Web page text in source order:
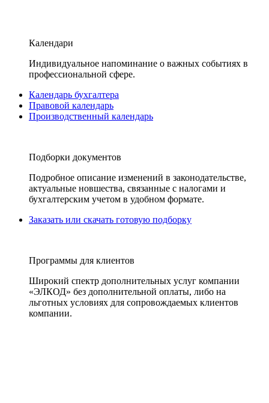
Календари
Индивидуальное напоминание о важных событиях в
профессиональной сфере.
Календарь бухгалтера
Правовой календарь
Производственный календарь
Подборки документов
Подробное описание изменений в законодательстве,
актуальные новшества, связанные с налогами и
бухгалтерским учетом в удобном формате.
Заказать или скачать готовую подборку
Программы для клиентов
Широкий спектр дополнительных услуг компании
«ЭЛКОД» без дополнительной оплаты, либо на
льготных условиях для сопровождаемых клиентов
компании.